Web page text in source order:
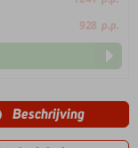
928 p.p.
Beschrijving